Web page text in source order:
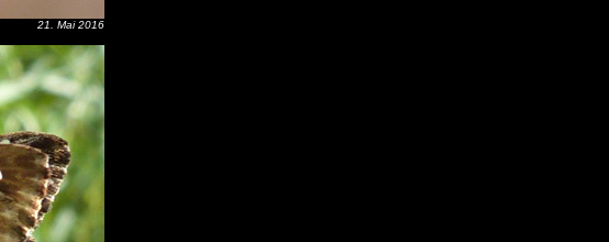
21. Mai 2016